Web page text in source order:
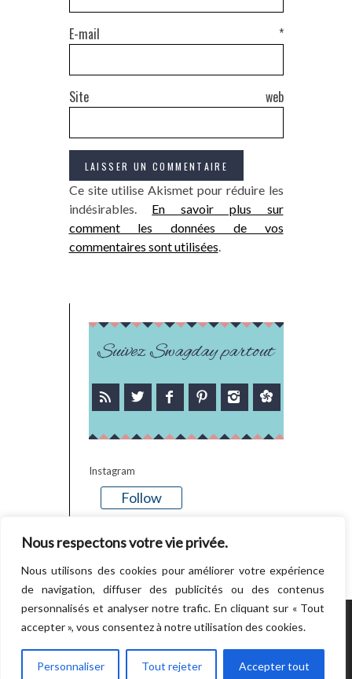
Nous respectons votre vie privée.
Nous utilisons des cookies pour améliorer votre expérience
de navigation, diffuser des publicités ou des contenus
personnalisés et analyser notre trafic. En cliquant sur « Tout
accepter », vous consentez à notre utilisation des cookies.
Personnaliser Tout rejeter Accepter tout
E-mail *
Site web
Ce site utilise Akismet pour réduire les
indésirables. En savoir plus sur
comment les données de vos
commentaires sont utilisées.
Suivez Swagday partout
Instagram
Follow
POWERED BY WORDPRESS.CREATED BY
THEMESINDEP
RETOUR EN HAUT